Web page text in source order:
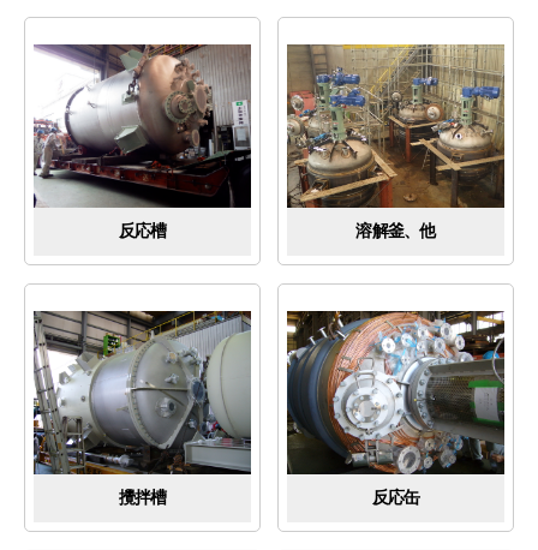
反応槽 溶解釜、他
攪拌槽 反応缶
個人情報保護方針
サイトマップ